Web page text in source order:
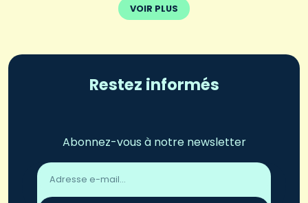
VOIR PLUS
Restez informés
Abonnez-vous à notre newsletter
Adresse
email